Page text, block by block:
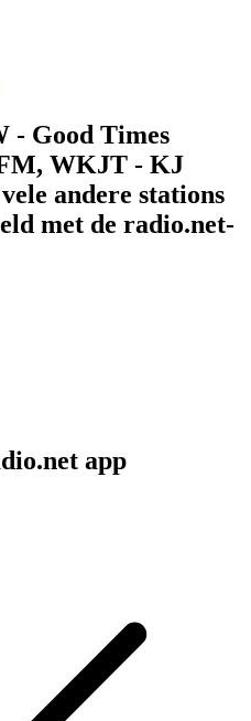
Good Times
WKJT - KJ
andere stations
met de radio.net-
app